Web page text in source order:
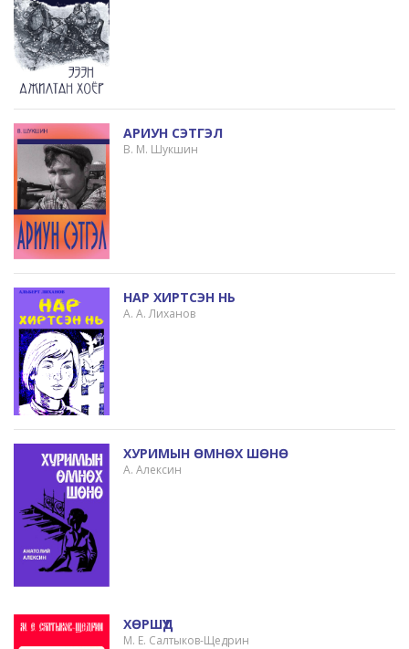
АРИУН СЭТГЭЛ
В. М. Шукшин
НАР ХИРТСЭН НЬ
А. А. Лиханов
ХУРИМЫН ӨМНӨХ ШӨНӨ
А. Алексин
ХӨРШҮҮД
М. Е. Салтыков-Щедрин